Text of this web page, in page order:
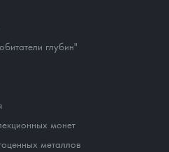
глубин"
монет
металлов